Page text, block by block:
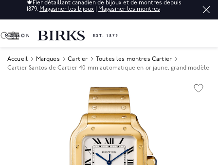
🍁Fier détaillant canadien de bijoux et de montres depuis
1879. Magasiner les bijoux Magasiner les montres
0
Accueil Marques Cartier
Toutes les montres Cartier
Cartier Santos de Cartier 40 mm automatique en or jaune, grand modèle